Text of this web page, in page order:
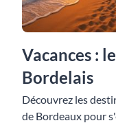
Vacances :
Bordelais
Découvrez les
de Bordeaux pour